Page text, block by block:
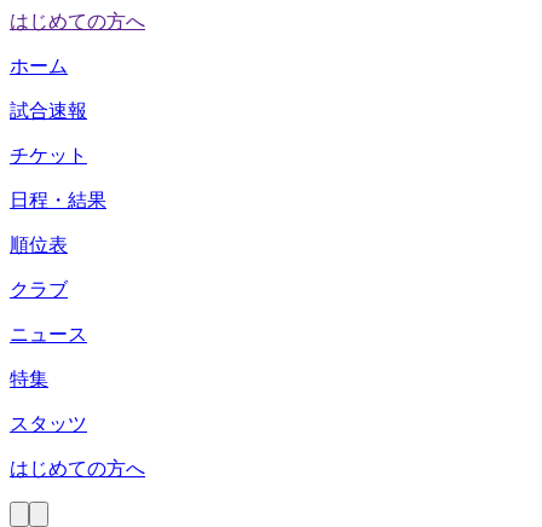
はじめての方へ
ホーム
試合速報
チケット
日程・結果
順位表
クラブ
ニュース
特集
スタッツ
はじめての方へ